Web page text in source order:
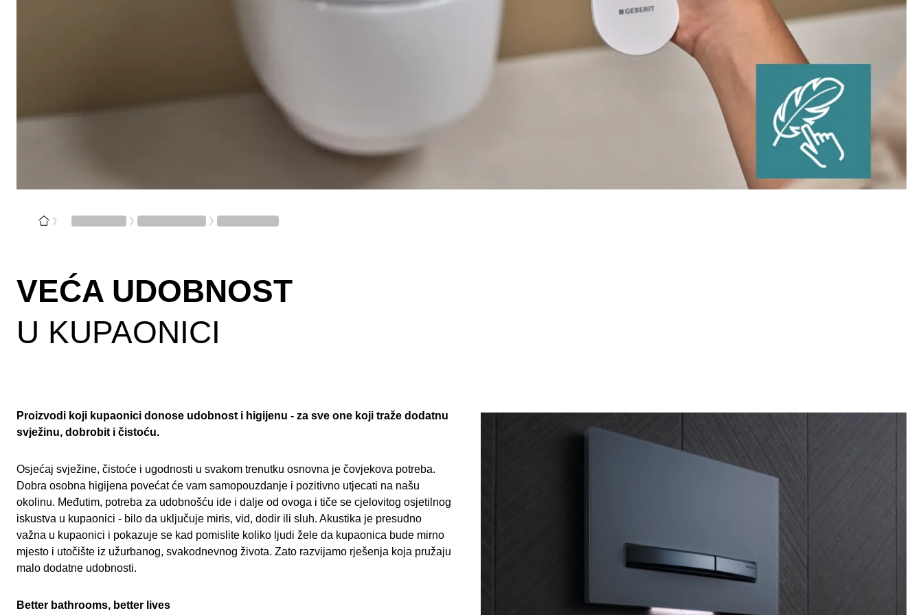
VEĆA UDOBNOST
U KUPAONICI
Proizvodi koji kupaonici donose udobnost i higijenu - za sve one koji traže dodatnu
svježinu, dobrobit i čistoću.
Osjećaj svježine, čistoće i ugodnosti u svakom trenutku osnovna je čovjekova potreba.
Dobra osobna higijena povećat će vam samopouzdanje i pozitivno utjecati na našu
okolinu. Međutim, potreba za udobnošću ide i dalje od ovoga i tiče se cjelovitog osjetilnog
iskustva u kupaonici - bilo da uključuje miris, vid, dodir ili sluh. Akustika je presudno
važna u kupaonici i pokazuje se kad pomislite koliko ljudi žele da kupaonica bude mirno
mjesto i utočište iz užurbanog, svakodnevnog života. Zato razvijamo rješenja koja pružaju
malo dodatne udobnosti.
Better bathrooms, better lives